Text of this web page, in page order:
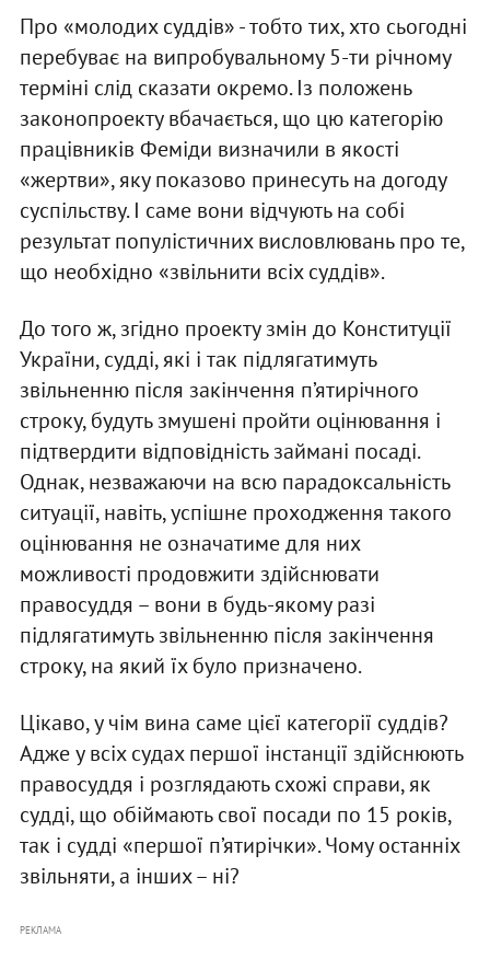
Про «молодих суддів» - тобто тих, хто сьогодні
перебуває на випробувальному 5-ти річному
терміні слід сказати окремо. Із положень
законопроекту вбачається, що цю категорію
працівників Феміди визначили в якості
«жертви», яку показово принесуть на догоду
суспільству. І саме вони відчують на собі
результат популістичних висловлювань про те,
що необхідно «звільнити всіх суддів».
До того ж, згідно проекту змін до Конституції
України, судді, які і так підлягатимуть
звільненню після закінчення п’ятирічного
строку, будуть змушені пройти оцінювання і
підтвердити відповідність займані посаді.
Однак, незважаючи на всю парадоксальність
ситуації, навіть, успішне проходження такого
оцінювання не означатиме для них
можливості продовжити здійснювати
правосуддя – вони в будь-якому разі
підлягатимуть звільненню після закінчення
строку, на який їх було призначено.
Цікаво, у чім вина саме цієї категорії суддів?
Адже у всіх судах першої інстанції здійснюють
правосуддя і розглядають схожі справи, як
судді, що обіймають свої посади по 15 років,
так і судді «першої п’ятирічки». Чому останніх
звільняти, а інших – ні?
РЕКЛАМА